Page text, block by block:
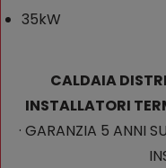
35kW
CALDAIA
INSTALLATORI
· GARANZIA 5 ANNI